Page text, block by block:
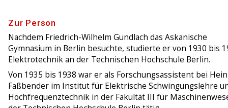
Zur Person
Nachdem Friedrich-Wilhelm Gundlach das Askanische
Gymnasium in Berlin besuchte, studierte er von 1930 bis
Elektrotechnik an der Technischen Hochschule Berlin.
Von 1935 bis 1938 war er als Forschungsassistent bei
Faßbender im Institut für Elektrische Schwingungslehre
Hochfrequenztechnik in der Fakultät III für